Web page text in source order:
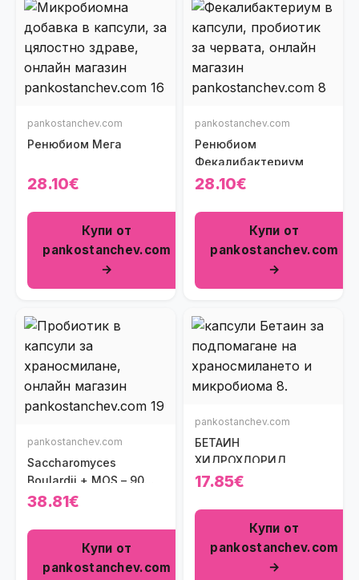
pankostanchev.com
Ренюбиом Мега
28.10€
Купи от
pankostanchev.com
→
pankostanchev.com
Ренюбиом
Фекалибактериум
28.10€
Купи от
pankostanchev.com
→
pankostanchev.com
Saccharomyces
Boulardii + MOS – 90
капс
38.81€
Купи от
pankostanchev.com
pankostanchev.com
БЕТАИН
ХИДРОХЛОРИД
17.85€
Купи от
pankostanchev.com
→